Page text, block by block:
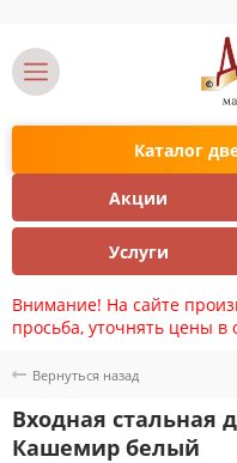
Каталог
Акции
Услуги
Внимание! На сайте
просьба, уточнять цены в
Вернуться назад
Входная стальная
Кашемир белый